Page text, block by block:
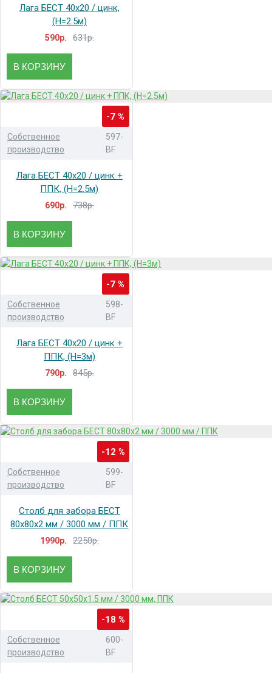
Лага БЕСТ 40x20 / цинк,
(H=2.5м)
590р. 631р.
В КОРЗИНУ
-7 %
Собственное
производство
597-
BF
Лага БЕСТ 40x20 / цинк +
ППК, (H=2.5м)
690р. 738р.
В КОРЗИНУ
-7 %
Собственное
производство
598-
BF
Лага БЕСТ 40x20 / цинк +
ППК, (H=3м)
790р. 845р.
В КОРЗИНУ
-12 %
Собственное
производство
599-
BF
Столб для забора БЕСТ
80x80x2 мм / 3000 мм / ППК
1990р. 2250р.
В КОРЗИНУ
-18 %
Собственное
производство
600-
BF